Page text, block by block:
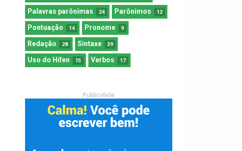
Palavras parônimas 24 Parônimos 12
Pontuação 14 Pronome 9
Redação 28 Sintaxe 39
Uso do Hífen 15 Verbos 17
Publicidade